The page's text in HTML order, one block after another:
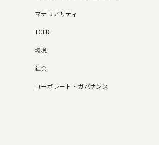
マテリアリティ
TCFD
環境
社会
コーポレート・ガバナンス